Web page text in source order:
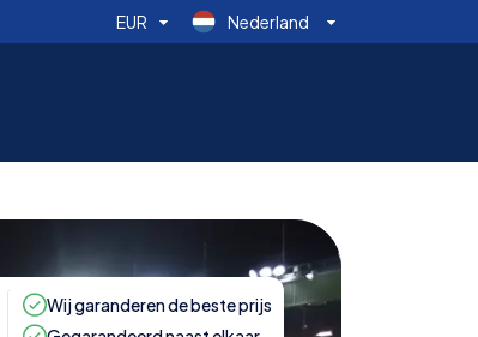
EUR Nederland
Wij garanderen de beste prijs